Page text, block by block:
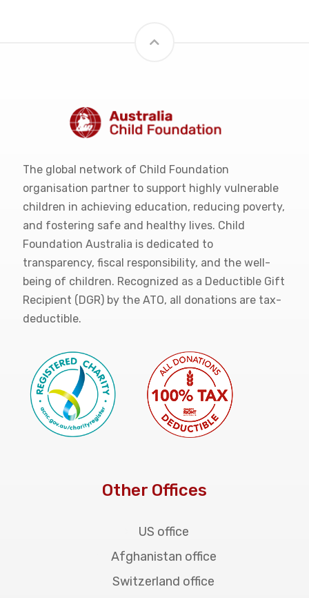
The global network of Child Foundation
organisation partner to support highly vulnerable
children in achieving education, reducing poverty,
and fostering safe and healthy lives. Child
Foundation Australia is dedicated to
transparency, fiscal responsibility, and the well-
being of children. Recognized as a Deductible Gift
Recipient (DGR) by the ATO, all donations are tax-
deductible.
Other Offices
US office
Afghanistan office
Switzerland office